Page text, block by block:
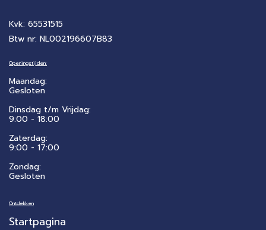
Kvk: 65531515
Btw nr: NL002196607B83
Openingstijden:
Maandag:
Gesloten
Dinsdag t/m Vrijdag:
9:00 - 18:00
Zaterdag:
​9:00 - 17:00
Zondag:
Gesloten
Ontdekken
Startpagina